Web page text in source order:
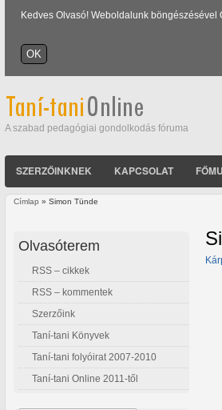
Kedves Olvasó! Weboldalunk
A szabad pedagógiai gondolkodás fóruma
SZERZŐINKNEK KAPCSOLAT
Címlap » Simon Tünde
Olvasóterem
RSS – cikkek
RSS – kommentek
Szerzőink
Taní-tani Könyvek
Taní-tani folyóirat 2007-2010
Taní-tani Online 2011-től